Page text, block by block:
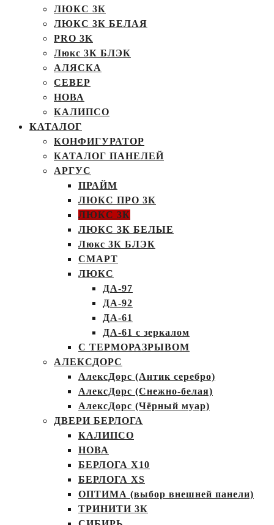
ЛЮКС 3К
ЛЮКС 3К БЕЛАЯ
PRO 3K
Люкс 3К БЛЭК
АЛЯСКА
СЕВЕР
НОВА
КАЛИПСО
КАТАЛОГ
КОНФИГУРАТОР
КАТАЛОГ ПАНЕЛЕЙ
АРГУС
ПРАЙМ
ЛЮКС ПРО 3К
ЛЮКС 3К
ЛЮКС 3К БЕЛЫЕ
Люкс 3К БЛЭК
СМАРТ
ЛЮКС
ДА-97
ДА-92
ДА-61
ДА-61 с зеркалом
С ТЕРМОРАЗРЫВОМ
АЛЕКСДОРС
АлексДорс (Антик серебро)
АлексДорс (Снежно-белая)
АлексДорс (Чёрный муар)
ДВЕРИ БЕРЛОГА
КАЛИПСО
НОВА
БЕРЛОГА Х10
БЕРЛОГА XS
ОПТИМА (выбор внешней панели)
ТРИНИТИ 3К